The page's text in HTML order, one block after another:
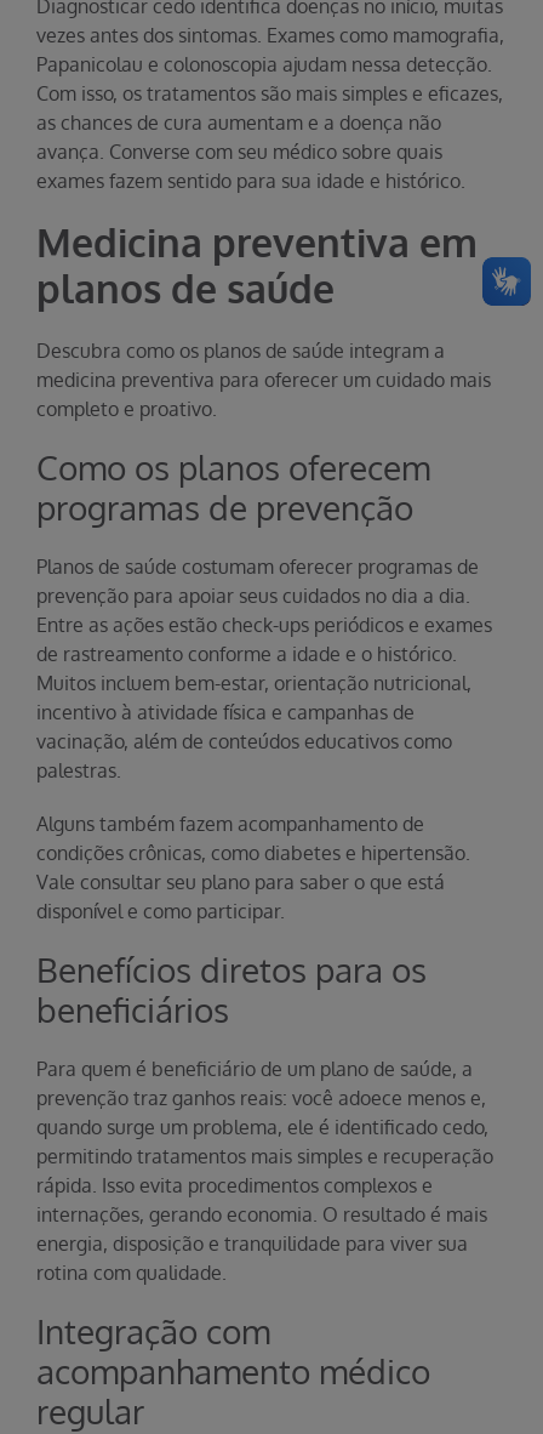
Diagnosticar cedo identifica doenças no início, muitas
vezes antes dos sintomas. Exames como mamografia,
Papanicolau e colonoscopia ajudam nessa detecção.
Com isso, os tratamentos são mais simples e eficazes,
as chances de cura aumentam e a doença não
avança. Converse com seu médico sobre quais
exames fazem sentido para sua idade e histórico.
Medicina preventiva em
planos de saúde
Descubra como os planos de saúde integram a
medicina preventiva para oferecer um cuidado mais
completo e proativo.
Como os planos oferecem
programas de prevenção
Planos de saúde costumam oferecer programas de
prevenção para apoiar seus cuidados no dia a dia.
Entre as ações estão check-ups periódicos e exames
de rastreamento conforme a idade e o histórico.
Muitos incluem bem-estar, orientação nutricional,
incentivo à atividade física e campanhas de
vacinação, além de conteúdos educativos como
palestras.
Alguns também fazem acompanhamento de
condições crônicas, como diabetes e hipertensão.
Vale consultar seu plano para saber o que está
disponível e como participar.
Benefícios diretos para os
beneficiários
Para quem é beneficiário de um plano de saúde, a
prevenção traz ganhos reais: você adoece menos e,
quando surge um problema, ele é identificado cedo,
permitindo tratamentos mais simples e recuperação
rápida. Isso evita procedimentos complexos e
internações, gerando economia. O resultado é mais
energia, disposição e tranquilidade para viver sua
rotina com qualidade.
Integração com
acompanhamento médico
regular